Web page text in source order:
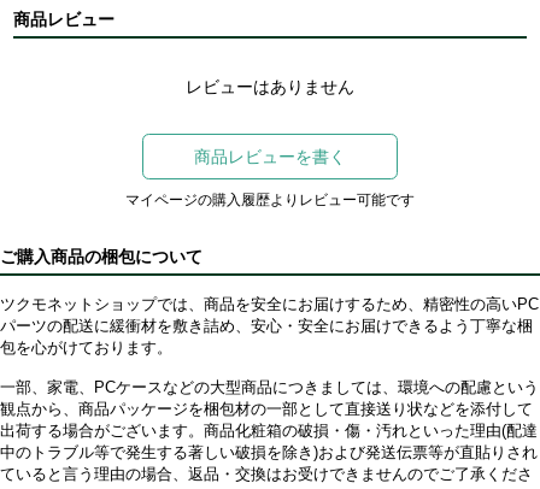
商品レビュー
レビューはありません
商品レビューを書く
マイページの購入履歴よりレビュー可能です
ご購入商品の梱包について
ツクモネットショップでは、商品を安全にお届けするため、精密性の高いPC
パーツの配送に緩衝材を敷き詰め、安心・安全にお届けできるよう丁寧な梱
包を心がけております。
一部、家電、PCケースなどの大型商品につきましては、環境への配慮という
観点から、商品パッケージを梱包材の一部として直接送り状などを添付して
出荷する場合がございます。商品化粧箱の破損・傷・汚れといった理由(配達
中のトラブル等で発生する著しい破損を除き)および発送伝票等が直貼りされ
ていると言う理由の場合、返品・交換はお受けできませんのでご了承くださ